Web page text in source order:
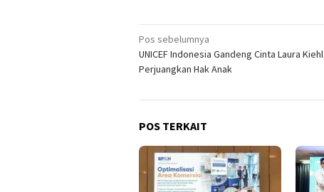
Navigasi
pos
Pos sebelumnya
UNICEF Indonesia Gandeng Cinta Laura Kiehl
Perjuangkan Hak Anak
POS TERKAIT